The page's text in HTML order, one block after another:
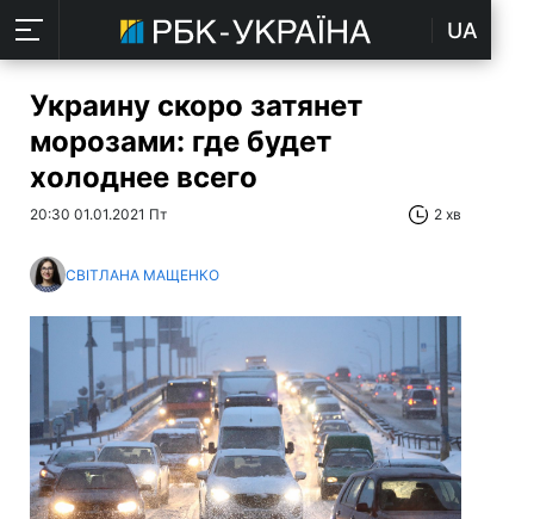
UA
Украину скоро затянет
морозами: где будет
холоднее всего
20:30 01.01.2021 Пт 2 хв
СВІТЛАНА МАЩЕНКО